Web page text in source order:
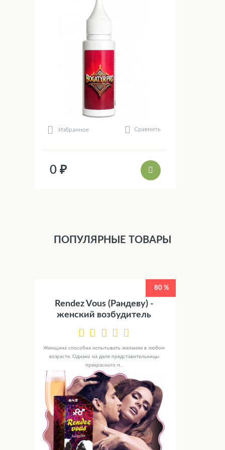
Избранное Сравнить
0 ₽
ПОПУЛЯРНЫЕ ТОВАРЫ
80 %
Rendez Vous (Рандеву) -
женский возбудитель
Женщина способна испытывать желание в любом
возрасте. Однако на деле представительницы
прекрасного п...